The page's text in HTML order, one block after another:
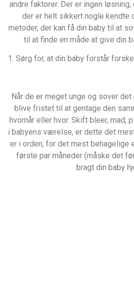
andre faktorer. Der er ingen
der er helt sikkert nogle kendte
metoder, der kan få din baby til at
til at finde en måde at give din
1. Sørg for, at din baby forstår
Når de er meget unge og sover
blive fristet til at gentage den
hvornår eller hvor. Skift bleer, mad,
i babyens værelse, er dette det
er i orden, for det mest behagelige
første par måneder (måske det
bragt din baby